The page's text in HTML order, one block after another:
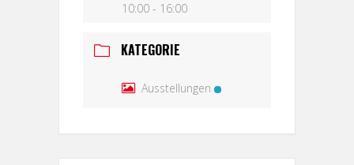
10:00 - 16:00
KATEGORIE
Ausstellungen